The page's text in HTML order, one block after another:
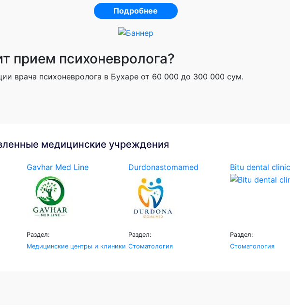
Подробнее
прием психоневролога?
врача психоневролога в Бухаре от 60 000 до 300 000 сум.
медицинские учреждения
Gavhar Med Line
Раздел:
Медицинские центры и клиники
Durdonastomamed
Раздел:
Стоматология
Bitu dental clinic
Раздел:
Стоматология